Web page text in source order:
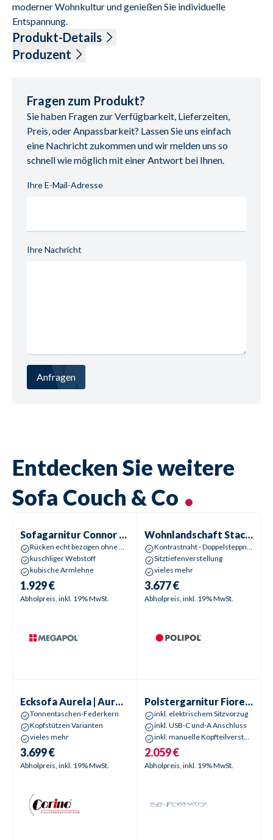
moderner Wohnkultur und genießen Sie individuelle
Entspannung.
Produkt-Details
Stoff Harry, Chenille, 100 % Polyester, Farbe weiß, Rücken
2-Sitzer XL, Armlehne links, inklusive motorische
Vorziehbank, BHT ca. 147/75/107 cm
1,5-Sitzer Kombielement, BHT ca. 107/75/227 cm
ohne Kissen
Stellmaß ca. 254 x 227 cm
Produzent
Deutschland
E-Mail-Adresse: office@megapol.de
UID (Umsatzsteuer-Identifikationsnummer): DE
815071078
Fragen zum Produkt?
Sie haben Fragen zur Verfügbarkeit, Lieferzeiten,
Preis, oder Anpassbarkeit? Lassen Sie uns einfach
eine Nachricht zukommen und wir melden uns so
schnell wie möglich mit einer Antwort bei Ihnen.
Ihre E-Mail-Adresse
Ihre Nachricht
Anfragen
Entdecken Sie weitere
Sofa Couch & Co
Sofagarnitur Connor | Collin
Rücken echt bezogen ohne Aufpreis!
kuschliger Webstoff
kubische Armlehne
1.929 €
Abholpreis, inkl. 19% MwSt.
Wohnlandschaft Stacy | Steinfurt
Kontrastnaht - Doppelsteppnaht beige
Sitztiefenverstellung
vieles mehr
3.677 €
Abholpreis, inkl. 19% MwSt.
EcksofaAurela | Aurelio
Tonnentaschen-Federkern
Kopfstützen Varianten
vieles mehr
3.699 €
Abholpreis, inkl. 19% MwSt.
Aktionspreis
Polstergarnitur Fiore | Fiona
inkl. elektrischem Sitzvorzug
inkl. USB-C und-A Anschluss
inkl. manuelle Kopfteilverstellungen
2.059 €
Abholpreis, inkl. 19% MwSt.